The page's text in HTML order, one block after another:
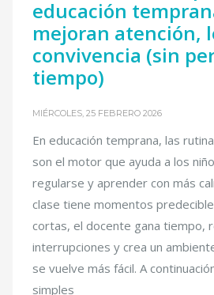
educación
mejoran atención,
convivencia (sin
tiempo)
MIÉRCOLES, 25 FEBRERO 2026
En educación temprana, las
son el motor que ayuda a los
regularse y aprender con más
clase tiene momentos
cortas, el docente gana tiempo,
interrupciones y crea un
se vuelve más fácil. A
simples